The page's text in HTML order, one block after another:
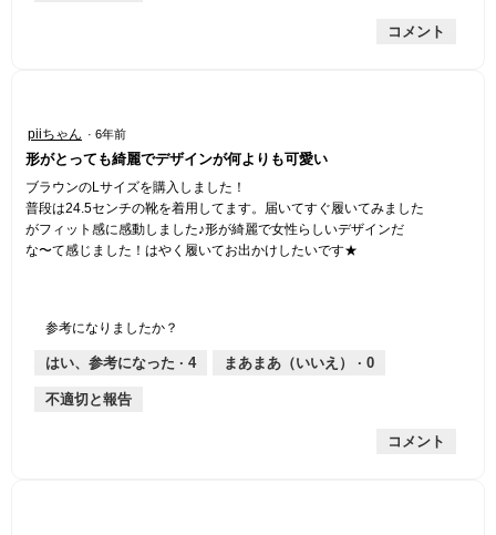
コメント
5
／
5
個
で
す。
piiちゃん · 6年前
形がとっても綺麗でデザインが何よりも可愛い
ブラウンのLサイズを購入しました！
普段は24.5センチの靴を着用してます。届いてすぐ履いてみました
がフィット感に感動しました♪形が綺麗で女性らしいデザインだ
な〜て感じました！はやく履いてお出かけしたいです★
参考になりましたか？
はい、参考になった · 4 まあまあ（いいえ） · 0
不適切と報告
コメント